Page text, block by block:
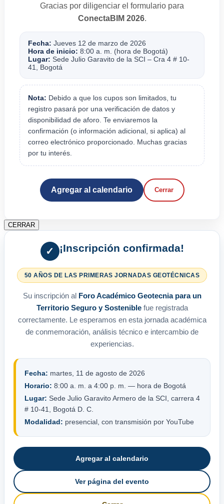
Gracias por diligenciar el formulario para
ConectaBIM 2026.
Fecha: Jueves 12 de marzo de 2026
Hora de inicio: 8:00 a. m. (hora de Bogotá)
Lugar: Sede Julio Garavito de la SCI – Cra 4 # 10-
41, Bogotá
Nota: Debido a que los cupos son limitados, tu
registro pasará por una verificación de datos y
disponibilidad de aforo. Te enviaremos la
confirmación (o información adicional, si aplica) al
correo electrónico proporcionado. Muchas gracias
por tu interés.
Agregar al calendario Cerrar
CERRAR
✓ ¡Inscripción confirmada!
50 AÑOS DE LAS PRIMERAS JORNADAS GEOTÉCNICAS
Su inscripción al Foro Académico Geotecnia para un
Territorio Seguro y Sosteniblefue registrada
correctamente. Le esperamos en esta jornada académica
de conmemoración, análisis técnico e intercambio de
experiencias.
Fecha: martes, 11 de agosto de 2026
Horario: 8:00 a. m. a 4:00 p. m. — hora de Bogotá
Lugar: Sede Julio Garavito Armero de la SCI, carrera 4
# 10-41, Bogotá D. C.
Modalidad: presencial, con transmisión por YouTube
Agregar al calendario
Ver página del evento